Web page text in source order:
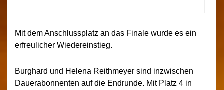
Mit dem Anschlussplatz an das Finale wurde es ein
erfreulicher Wiedereinstieg.
Burghard und Helena Reithmeyer sind inzwischen
Dauerabonnenten auf die Endrunde. Mit Platz 4 in